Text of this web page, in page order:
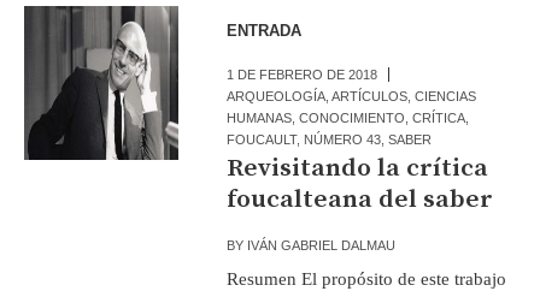
ENTRADA
1 DE FEBRERO DE 2018
ARQUEOLOGÍA ,ARTÍCULOS ,CIENCIAS
HUMANAS ,CONOCIMIENTO ,CRÍTICA
FOUCAULT, NÚMERO 43 ,SABER
Revisitando la crítica
foucalteana del saber
BY IVÁN GABRIEL DALMAU
Resumen El propósito de este trabajo